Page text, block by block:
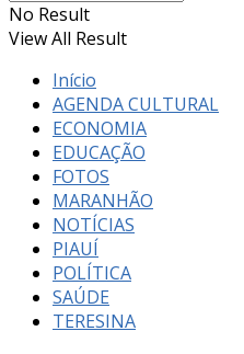
No Result
View All Result
Início
AGENDA CULTURAL
ECONOMIA
EDUCAÇÃO
FOTOS
MARANHÃO
NOTÍCIAS
PIAUÍ
POLÍTICA
SAÚDE
TERESINA